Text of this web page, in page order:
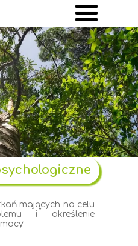
mających na celu
i określenie
Strona
O mnie
Oferta
Warsztaty
Cennik
Kontakt